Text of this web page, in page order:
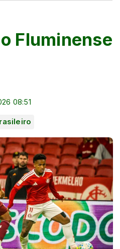
Fluminense
08:51